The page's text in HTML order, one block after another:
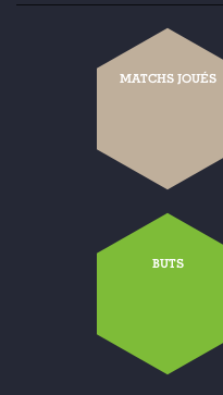
MATCHS JOUÉS
BUTS